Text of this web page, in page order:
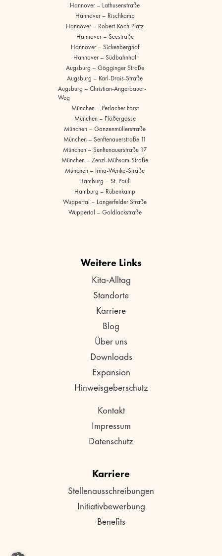
Hannover – Lathusenstraße
Hannover – Rischkamp
Hannover – Robert-Koch-Platz
Hannover – Seestraße
Hannover – Sickenberghof
Hannover – Südbahnhof
Augsburg – Gögginger Straße
Augsburg – Karl-Drais-Straße
Augsburg – Christian-Angerbauer-
Weg
München – Perlacher Forst
München – Flößergasse
München – Ganzenmüllerstraße
München – Senftenauerstraße 11
München – Senftenauerstraße 17
München – Zenzl-Mühsam-Straße
München – Irma-Wenke-Straße
Hamburg – St. Pauli
Hamburg – Rübenkamp
Wuppertal – Langerfelder Straße
Wuppertal – Goldlackstraße
Weitere Links
Kita-Alltag
Standorte
Karriere
Blog
Über uns
Downloads
Expansion
Hinweisgeberschutz
Kontakt
Impressum
Datenschutz
Karriere
Stellenausschreibungen
Initiativbewerbung
Benefits